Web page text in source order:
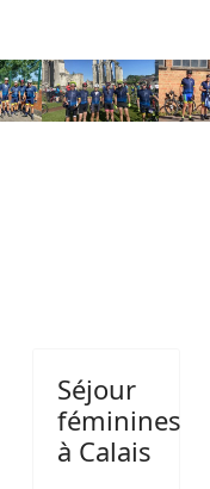
Séjour
féminines
à Calais